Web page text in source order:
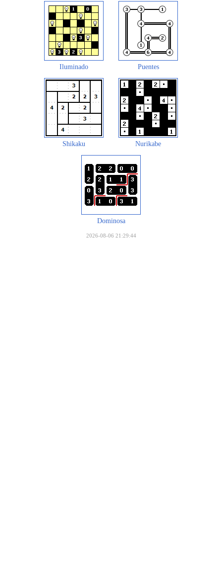
Iluminado Puentes
Shikaku Nurikabe
Dominosa
2026-08-06 21:29:44